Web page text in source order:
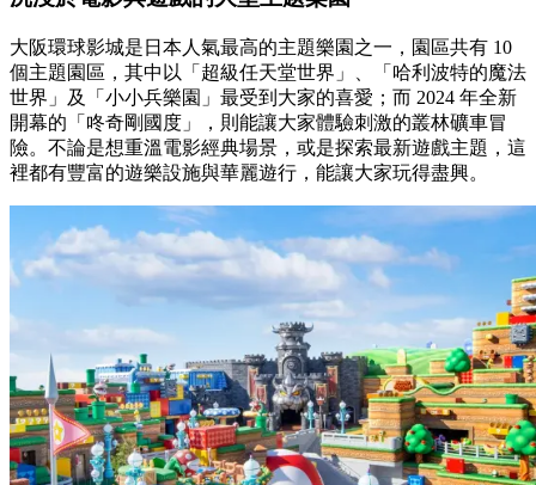
大阪環球影城是日本人氣最高的主題樂園之一，園區共有 10
個主題園區，其中以「超級任天堂世界」、「哈利波特的魔法
世界」及「小小兵樂園」最受到大家的喜愛；而 2024 年全新
開幕的「咚奇剛國度」，則能讓大家體驗刺激的叢林礦車冒
險。不論是想重溫電影經典場景，或是探索最新遊戲主題，這
裡都有豐富的遊樂設施與華麗遊行，能讓大家玩得盡興。